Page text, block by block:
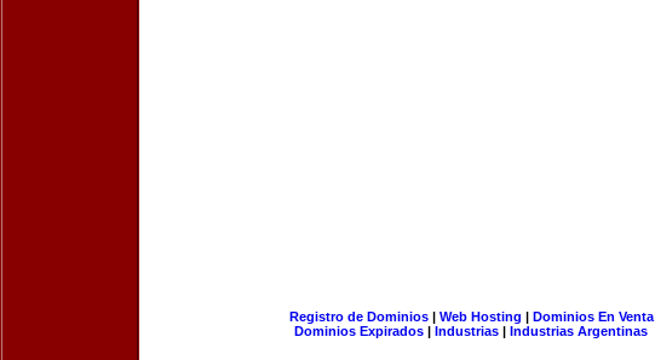
Registro de Dominios| Web Hosting | Dominios En Venta
Dominios Expirados | Industrias | Industrias Argentinas